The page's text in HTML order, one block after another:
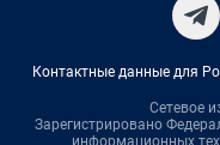
Контактные данные для
Сетевое
Зарегистрировано
информационных